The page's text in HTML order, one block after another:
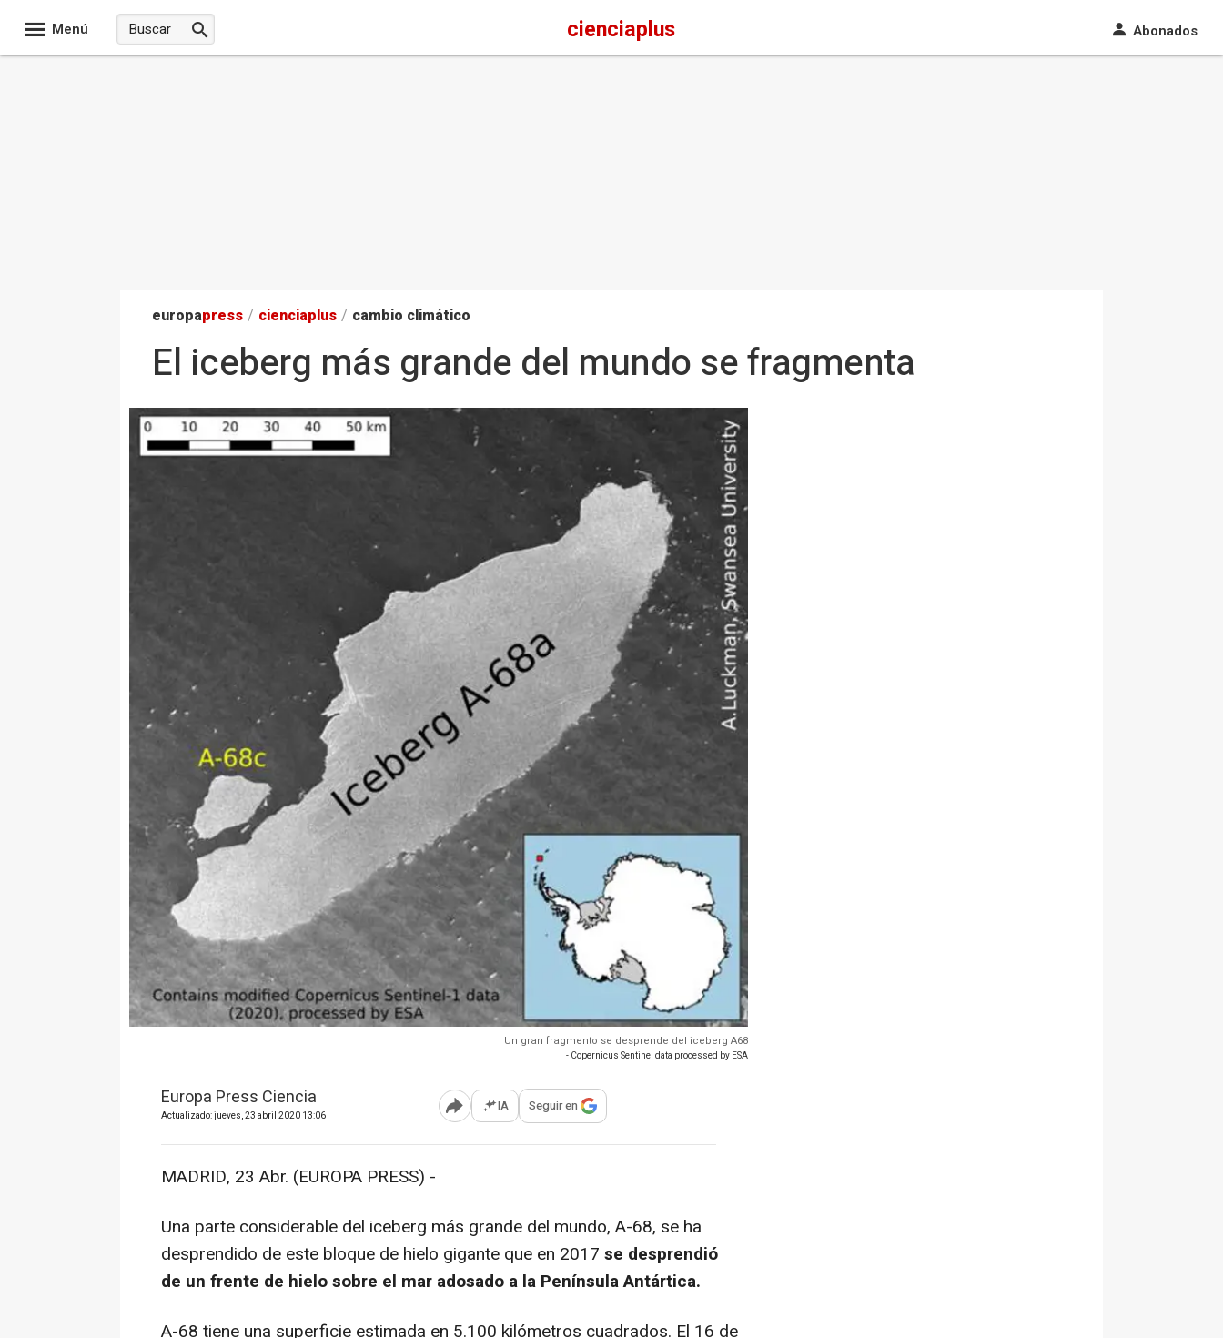
Menú cienciaplus Abonados
europapress / cienciaplus / cambio climático
El iceberg más grande del mundo se fragmenta
Un gran fragmento se desprende del iceberg A68
- Copernicus Sentinel data processed by ESA
Europa Press Ciencia
Actualizado: jueves, 23 abril 2020 13:06 Abrir opciones para compartir
IA Seguir en
MADRID, 23 Abr. (EUROPA PRESS) -
Una parte considerable del iceberg más grande del mundo, A-68, se ha
desprendido de este bloque de hielo gigante que en 2017 se desprendió
de un frente de hielo sobre el mar adosado a la Península Antártica.
A-68 tiene una superficie estimada en 5.100 kilómetros cuadrados. El 16 de